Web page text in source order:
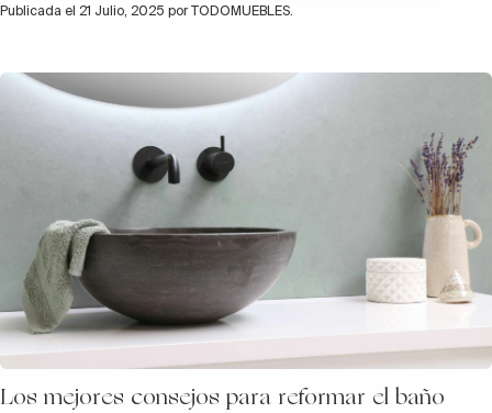
Publicada el 21 Julio, 2025 por TODOMUEBLES.
Los mejores consejos para reformar el baño